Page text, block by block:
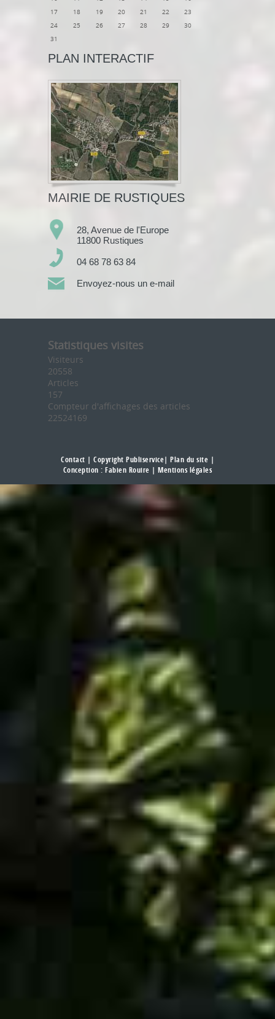
17
18 19 20 21 22
23
24
25 26 27 28 29
30
31
PLAN INTERACTIF
MAIRIE DE RUSTIQUES
28, Avenue de l'Europe
11800 Rustiques
04 68 78 63 84
Envoyez-nous un e-mail
Statistiques visites
Visiteurs
20558
Articles
157
Compteur d'affichages des articles
22524169
Contact | Copyright Publiservice| Plan du site |
Conception :Fabien Rouire |Mentions légales